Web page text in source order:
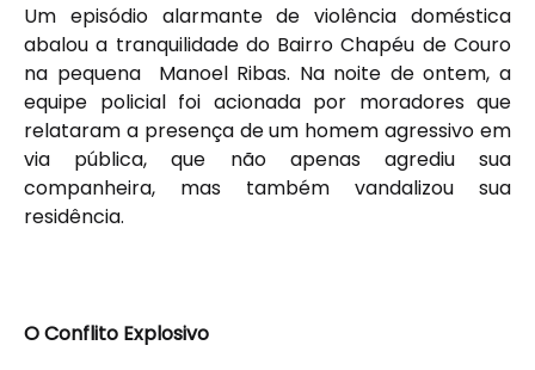
Um episódio alarmante de violência doméstica
abalou a tranquilidade do Bairro Chapéu de Couro
na pequena Manoel Ribas. Na noite de ontem, a
equipe policial foi acionada por moradores que
relataram a presença de um homem agressivo em
via pública, que não apenas agrediu sua
companheira, mas também vandalizou sua
residência.
O Conflito Explosivo